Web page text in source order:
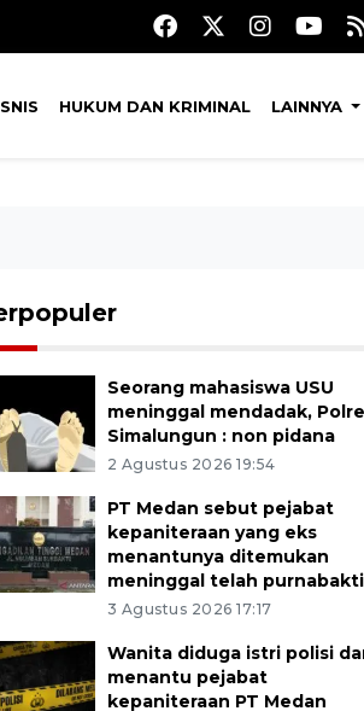
HUKUM DAN KRIMINAL LAINNYA
Seorang mahasiswa USU
meninggal mendadak,
Simalungun : non pidana
2 Agustus 2026 19:54
PT Medan sebut pejabat
kepaniteraan yang eks
menantunya ditemukan
meninggal telah purnabakti
3 Agustus 2026 17:17
Wanita diduga istri polisi
menantu pejabat
kepaniteraan PT Medan